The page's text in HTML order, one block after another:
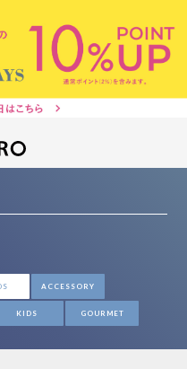
ACCESSORY
KIDS GOURMET